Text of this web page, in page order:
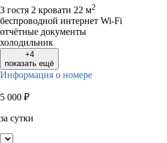
3 гостя 2 кровати 22 м2
беспроводной интернет Wi-Fi
отчётные документы
холодильник
+4
показать ещё
Информация о номере
5 000 ₽
за сутки